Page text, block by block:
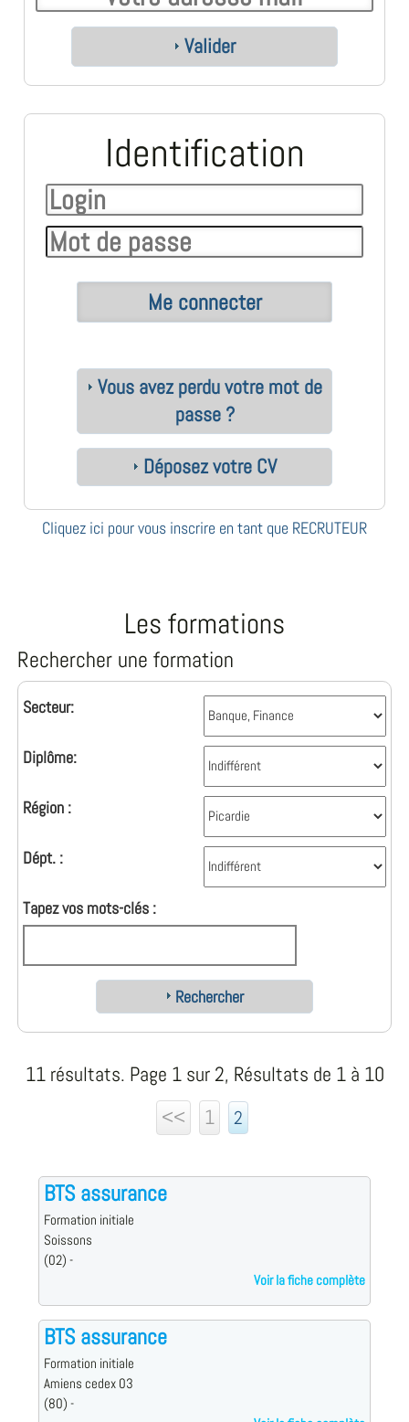
Valider
Identification
Vous avez perdu votre mot de
passe ?
Déposez votre CV
Cliquez ici pour vous inscrire en tant que RECRUTEUR
Les formations
Rechercher une formation
Secteur:
Diplôme:
Région :
Dépt. :
Tapez vos mots-clés :
Rechercher
11 résultats. Page 1 sur 2, Résultats de 1 à 10
<<
1 2
BTS assurance
Formation initiale
Soissons
(02) -
Voir la fiche complète
BTS assurance
Formation initiale
Amiens cedex 03
(80) -